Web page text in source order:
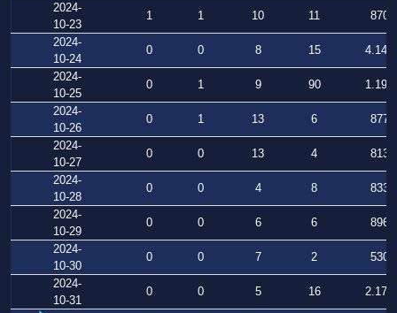
2024-
10-23
1 1 10 11
870
2024-
10-24
0 0 8 15
4.143
2024-
10-25
0 1 9 90
1.196
2024-
10-26
0 1 13 6
877
2024-
10-27
0 0 13 4
813
2024-
10-28
0 0 4 8
833
2024-
10-29
0 0 6 6
896
2024-
10-30
0 0 7 2
530
2024-
10-31
0 0 5 16 2.174